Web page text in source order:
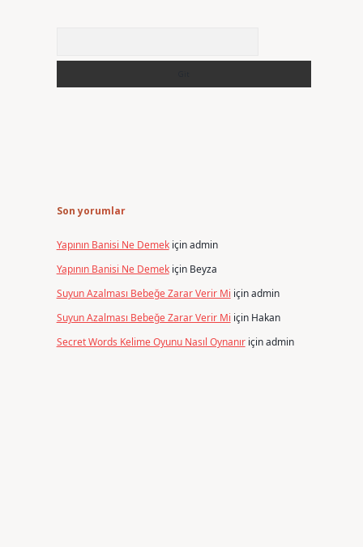
Son yorumlar
Yapının Banisi Ne Demekiçinadmin
Yapının Banisi Ne Demekiçin Beyza
Suyun Azalması Bebeğe Zarar Verir Mi içinadmin
Suyun Azalması Bebeğe Zarar Verir Mi için Hakan
Secret Words Kelime Oyunu Nasıl Oynanıriçinadmin